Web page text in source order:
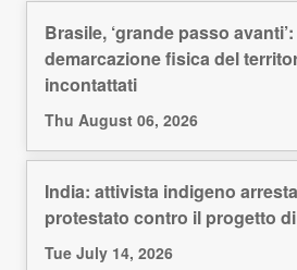
Brasile, ‘grande passo
demarcazione fisica del
incontattati
Thu August 06, 2026
India: attivista indigeno
protestato contro il progetto
Tue July 14, 2026